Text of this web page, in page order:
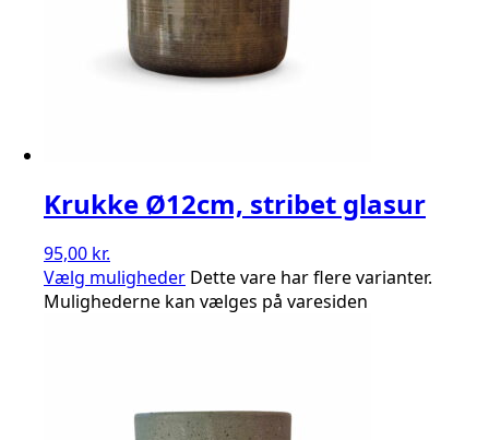
Krukke Ø12cm, stribet glasur
95,00 kr.
Vælg muligheder Dette vare har flere varianter.
Mulighederne kan vælges på varesiden